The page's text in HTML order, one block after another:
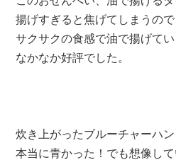
揚げすぎると焦げてしまうので
サクサクの食感で油で揚げてい
なかなか好評でした。
炊き上がったブルーチャーハン
本当に青かった！でも想像し